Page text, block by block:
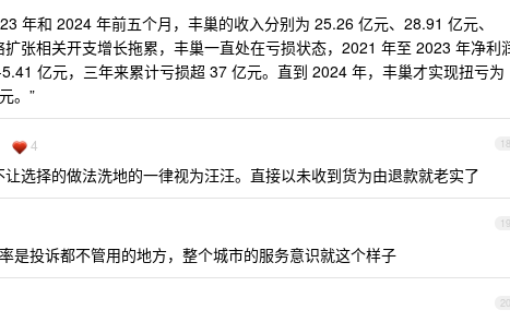
年和 2024 年前五个月，丰巢的收入分别为 25.26 亿元、28.91 亿元、
张相关开支增长拖累，丰巢一直处在亏损状态，2021 年至 2023 年净利
亿元，三年来累计亏损超 37 亿元。直到 2024 年，丰巢才实现扭亏为
。”
18
4
选择的做法洗地的一律视为汪汪。直接以未收到货为由退款就老实了
19
是投诉都不管用的地方，整个城市的服务意识就这个样子
20